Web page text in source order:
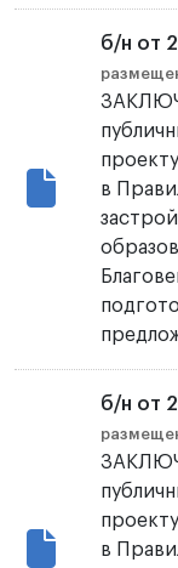
б/н от
в
б/н от
в